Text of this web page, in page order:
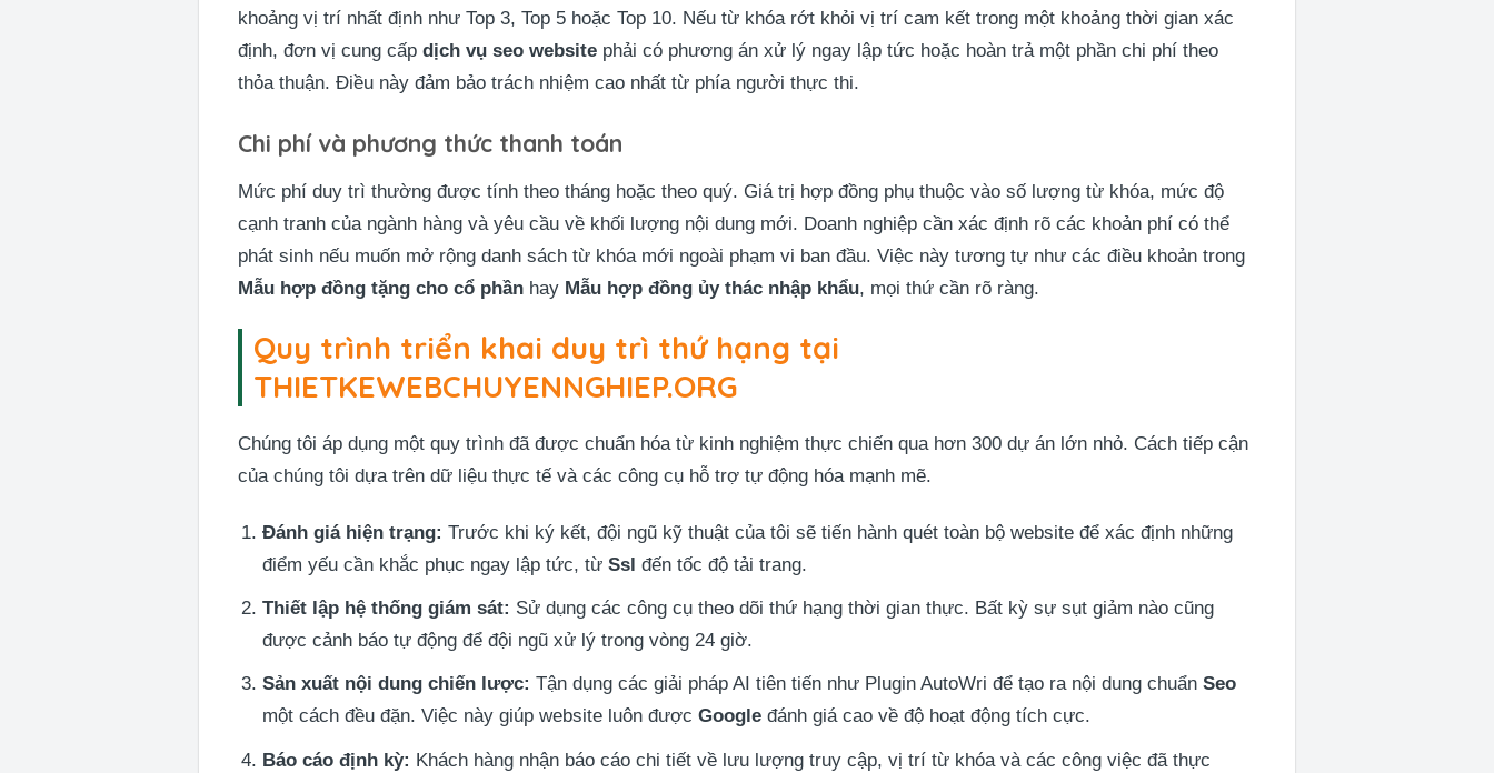
khoảng vị trí nhất định như Top 3, Top 5 hoặc Top 10. Nếu từ khóa rớt khỏi vị trí cam kết trong một khoảng thời gian xác
định, đơn vị cung cấpdịch vụ seo website phải có phương án xử lý ngay lập tức hoặc hoàn trả một phần chi phí theo
thỏa thuận. Điều này đảm bảo trách nhiệm cao nhất từ phía người thực thi.
Chi phí và phương thức thanh toán
Mức phí duy trì thường được tính theo tháng hoặc theo quý. Giá trị hợp đồng phụ thuộc vào số lượng từ khóa, mức độ
cạnh tranh của ngành hàng và yêu cầu về khối lượng nội dung mới. Doanh nghiệp cần xác định rõ các khoản phí có thể
phát sinh nếu muốn mở rộng danh sách từ khóa mới ngoài phạm vi ban đầu. Việc này tương tự như các điều khoản trong
Mẫu hợp đồng tặng cho cổ phần hay Mẫu hợp đồng ủy thác nhập khẩu, mọi thứ cần rõ ràng.
Quy trình triển khai duy trì thứ hạng tại
THIETKEWEBCHUYENNGHIEP.ORG
Chúng tôi áp dụng một quy trình đã được chuẩn hóa từ kinh nghiệm thực chiến qua hơn 300 dự án lớn nhỏ. Cách tiếp cận
của chúng tôi dựa trên dữ liệu thực tế và các công cụ hỗ trợ tự động hóa mạnh mẽ.
Đánh giá hiện trạng: Trước khi ký kết, đội ngũ kỹ thuật của tôi sẽ tiến hành quét toàn bộ website để xác định những
điểm yếu cần khắc phục ngay lập tức, từSsl đến tốc độ tải trang.
Thiết lập hệ thống giám sát: Sử dụng các công cụ theo dõi thứ hạng thời gian thực. Bất kỳ sự sụt giảm nào cũng
được cảnh báo tự động để đội ngũ xử lý trong vòng 24 giờ.
Sản xuất nội dung chiến lược: Tận dụng các giải pháp AI tiên tiến như Plugin AutoWri để tạo ra nội dung chuẩnSeo
một cách đều đặn. Việc này giúp website luôn đượcGoogle đánh giá cao về độ hoạt động tích cực.
Báo cáo định kỳ: Khách hàng nhận báo cáo chi tiết về lưu lượng truy cập, vị trí từ khóa và các công việc đã thực